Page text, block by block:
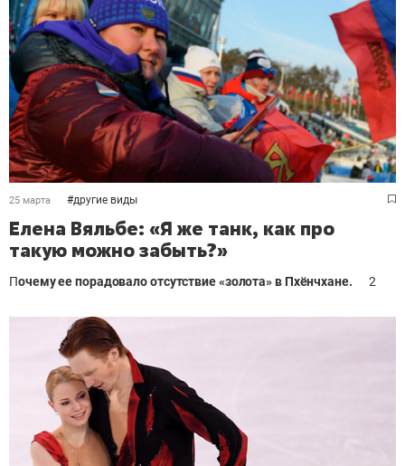
25 марта #другие виды
Елена Вяльбе: «Я же танк, как про
такую можно забыть?»
Почему ее порадовало отсутствие «золота» в Пхёнчхане. 2